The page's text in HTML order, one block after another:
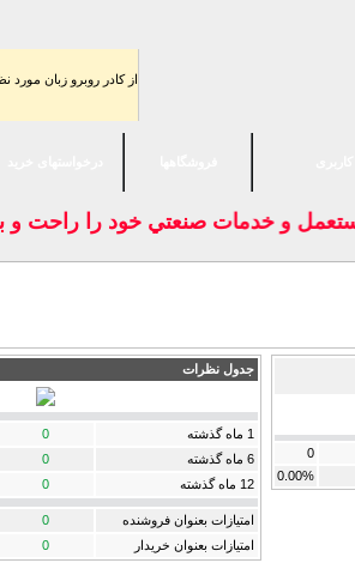
از كادر روبرو زبان مورد
و خدمات صنعتي خود را راحت و
0
0.00%
جدول نظرات
1 ماه گذشته 0
6 ماه گذشته
0
12 ماه گذشته
0
امتيازات بعنوان فروشنده 0
امتيازات بعنوان خریدار
0